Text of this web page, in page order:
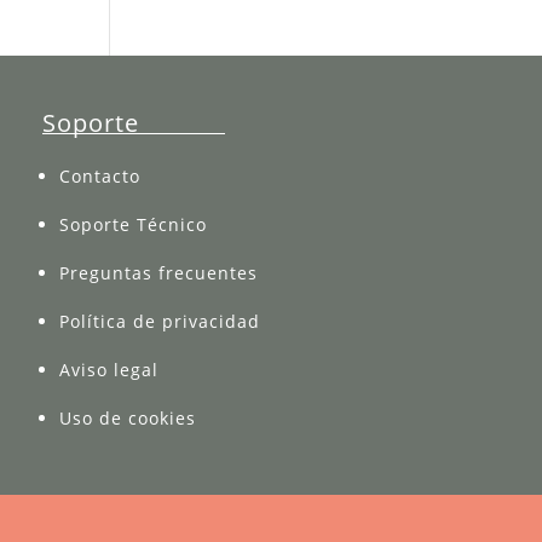
Soporte
Contacto
Soporte Técnico
Preguntas frecuentes
Política de privacidad
Aviso legal
Uso de cookies